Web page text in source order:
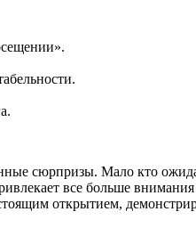
сюрпризы. Мало кто
все больше
открытием,